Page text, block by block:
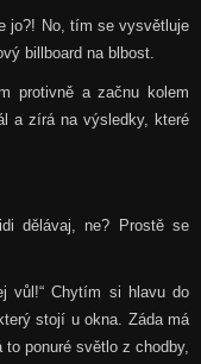
jo?! No, tím se vysvětluje
billboard na blbost.
protivně a začnu kolem
a zírá na výsledky, které
dělávaj, ne? Prostě se
vůl!“ Chytím si hlavu do
stojí u okna. Záda má
ponuré světlo z chodby,